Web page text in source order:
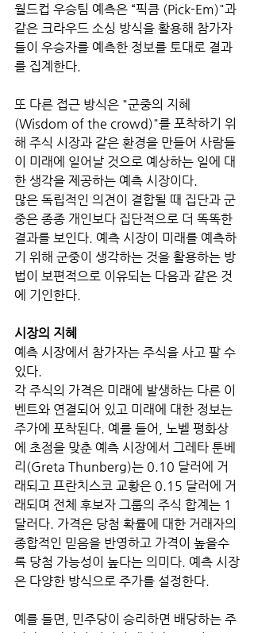
월드컵 우승팀 예측은 “픽큼 (Pick-Em)"과
같은 크라우드 소싱 방식을 활용해 참가자
들이 우승자를 예측한 정보를 토대로 결과
를 집계한다.
또 다른 접근 방식은 "군중의 지혜
(Wisdom of the crowd)"를 포착하기 위
해 주식 시장과 같은 환경을 만들어 사람들
이 미래에 일어날 것으로 예상하는 일에 대
한 생각을 제공하는 예측 시장이다.
많은 독립적인 의견이 결합될 때 집단과 군
중은 종종 개인보다 집단적으로 더 똑똑한
결과를 보인다. 예측 시장이 미래를 예측하
기 위해 군중이 생각하는 것을 활용하는 방
법이 보편적으로 이유되는 다음과 같은 것
에 기인한다.
시장의 지혜
예측 시장에서 참가자는 주식을 사고 팔 수
있다.
각 주식의 가격은 미래에 발생하는 다른 이
벤트와 연결되어 있고 미래에 대한 정보는
주가에 포착된다. 예를 들어, 노벨 평화상
에 초점을 맞춘 예측 시장에서 그레타 툰베
리(Greta Thunberg)는 0.10 달러에 거
래되고 프란치스코 교황은 0.15 달러에 거
래되며 전체 후보자 그룹의 주식 합계는 1
달러다. 가격은 당첨 확률에 대한 거래자의
종합적인 믿음을 반영하고 가격이 높을수
록 당첨 가능성이 높다는 의미다. 예측 시장
은 다양한 방식으로 주가를 설정한다.
예를 들면, 민주당이 승리하면 배당하는 주